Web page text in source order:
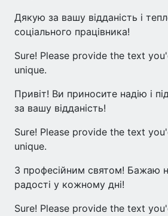
Дякую за вашу відданість і
соціального працівника!
Sure! Please provide the text
unique.
Привіт! Ви приносите надію і
за вашу відданість!
Sure! Please provide the text
unique.
З професійним святом! Бажаю
радості у кожному дні!
Sure! Please provide the text